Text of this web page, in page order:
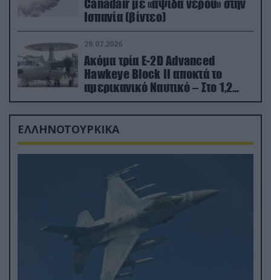
Canadair με «αψίδα νερού» στην
Ισπανία (βίντεο)
29.07.2026
Ακόμα τρία E-2D Advanced
Hawkeye Block II αποκτά το
αμερικανικό Ναυτικό – Στο 1,2
δισ.δολάρια το κόστος
ΕΛΛΗΝΟΤΟΥΡΚΙΚΑ